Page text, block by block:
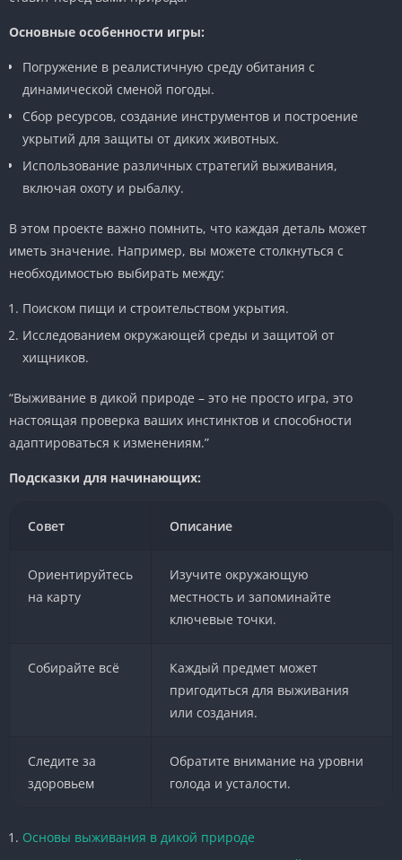
Основные особенности игры:
Погружение в реалистичную среду обитания с
динамической сменой погоды.
Сбор ресурсов, создание инструментов и построение
укрытий для защиты от диких животных.
Использование различных стратегий выживания,
включая охоту и рыбалку.
В этом проекте важно помнить, что каждая деталь может
иметь значение. Например, вы можете столкнуться с
необходимостью выбирать между:
Поиском пищи и строительством укрытия.
Исследованием окружающей среды и защитой от
хищников.
“Выживание в дикой природе – это не просто игра, это
настоящая проверка ваших инстинктов и способности
адаптироваться к изменениям.”
Подсказки для начинающих:
Совет Описание
Ориентируйтесь
на карту
Изучите окружающую
местность и запоминайте
ключевые точки.
Собирайте всё
Каждый предмет может
пригодиться для выживания
или создания.
Следите за
здоровьем
Обратите внимание на уровни
голода и усталости.
Основы выживания в дикой природе